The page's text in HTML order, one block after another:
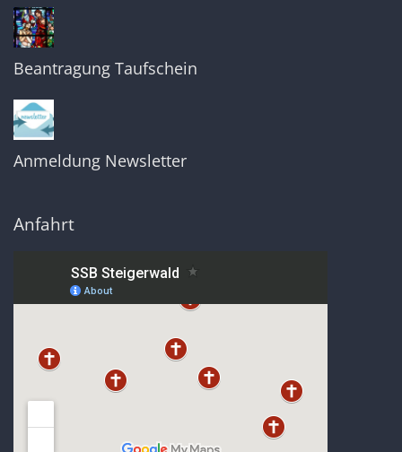
Beantragung Taufschein
Anmeldung Newsletter
Anfahrt